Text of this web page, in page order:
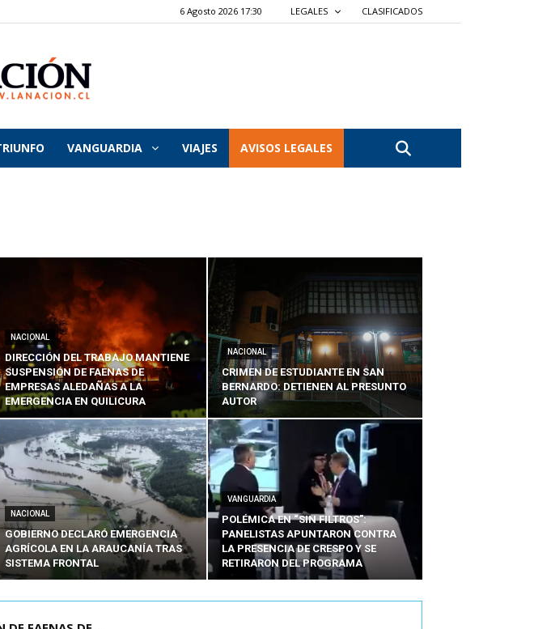
6 Agosto 2026 17:30 LEGALES CLASIFICADOS
VANGUARDIA VIAJES AVISOS LEGALES
NACIONAL
DIRECCIÓN DEL TRABAJO MANTIENE
SUSPENSIÓN DE FAENAS DE
EMPRESAS ALEDAÑAS A LA
EMERGENCIA EN QUILICURA
NACIONAL
CRIMEN DE ESTUDIANTE EN SAN
BERNARDO: DETIENEN AL PRESUNTO
AUTOR
NACIONAL
GOBIERNO DECLARÓ EMERGENCIA
AGRÍCOLA EN LA ARAUCANÍA TRAS
SISTEMA FRONTAL
VANGUARDIA
POLÉMICA EN “SIN FILTROS”:
PANELISTAS APUNTARON CONTRA
LA PRESENCIA DE CRESPO Y SE
RETIRARON DEL PROGRAMA